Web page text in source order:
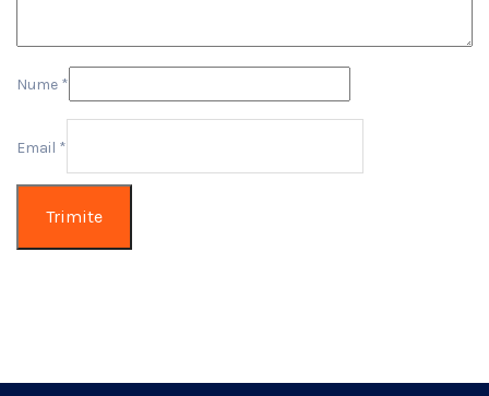
Nume *
Email *